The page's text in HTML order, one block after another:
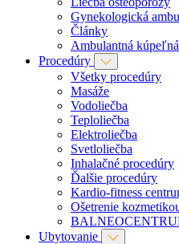
Gynekologická
Články
Ambulantná
Procedúry
Všetky procedúry
Masáže
Vodoliečba
Teploliečba
Elektroliečba
Svetloliečba
Inhalačné procedúry
Ďalšie procedúry
Kardio-fitness
Ošetrenie
Ubytovanie